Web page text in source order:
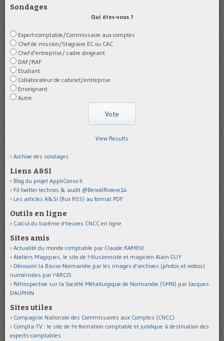
Sondages
Qui êtes-vous ?
Expert-comptable/Commissaire aux comptes
Chef de mission/Stagiaire EC ou CAC
Chef d’entreprise/ cadre dirigeant
DAF/RAF
Etudiant
Collaborateur de cabinet/entreprise
Enseignant
Autre
View Results
Archive des sondages
Liens A&SI
Blog du projet AppliConso II
Fil twitter technos & audit @BenoitRiviere14
Les articles A&SI (flux RSS) au format PDF
Outils en ligne
Calcul du barème d'heures CNCC en ligne
Sites amis
Actualité du monde comptable par Claude RAMEIX
Ateliers Magiques, le site de l'illusionniste et magicien Alain GUY
Découvrir la Basse-Normandie par les images d'archives (photos et vidéos)
numérisées par l'ARCIS
Rétrospective sur la Société Métallurgique de Normandie (SMN) par Jacques
DAUPHIN
Sites utiles
Compagnie Nationale des Commissaires aux Comptes (CNCC)
Compta-TV : le site de l'e-formation comptable et juridique à destination des
experts-comptables